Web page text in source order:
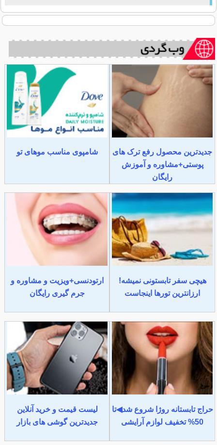
جدیدترین محصول رفع ترک های
پوستی+مشاوره و آموزش
رایگان
شامپوی مناسب موهای تو
هیچی سفر تابستونی نمیشه!
ارزانترین تورها اینجاست
ارتودنسی+ویزیت و مشاوره و
جرم گیری رایگان
حراج تابستانه روژا شروع شد◀تا
50% تخفیف لوازم آرایشی
لیست قیمت و خرید آنلاین
جدیدترین گوشی های بازار